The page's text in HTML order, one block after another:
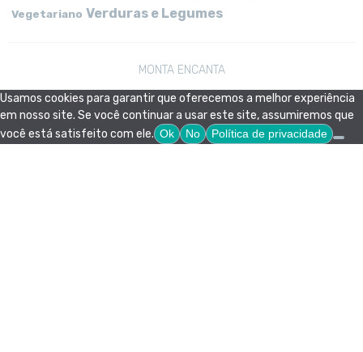
Vegetariano Verduras e Legumes
MONTA ENCANTA
Usamos cookies para garantir que oferecemos a melhor experiência
em nosso site. Se você continuar a usar este site, assumiremos que
você está satisfeito com ele. Ok No Política de privacidade